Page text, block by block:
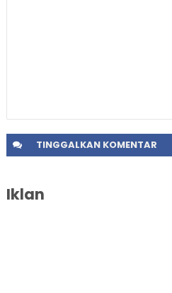
TINGGALKANKOMENTAR
Iklan